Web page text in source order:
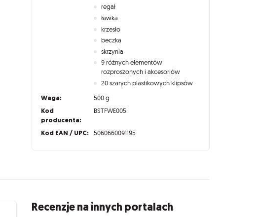
regał
ławka
krzesło
beczka
skrzynia
9 różnych elementów
rozproszonych i akcesoriów
20 szarych plastikowych klipsów
Waga: 500 g
Kod
producenta:
BSTFWE005
Kod EAN / UPC: 5060660091195
Recenzje na innych portalach